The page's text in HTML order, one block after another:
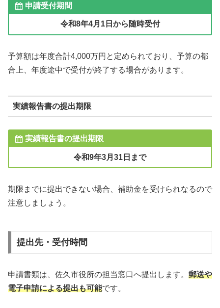
申請受付期間
令和8年4月1日から随時受付
予算額は年度合計4,000万円と定められており、予算の都
合上、年度途中で受付が終了する場合があります。
実績報告書の提出期限
実績報告書の提出期限
令和9年3月31日まで
期限までに提出できない場合、補助金を受けられなるので
注意しましょう。
提出先・受付時間
申請書類は、佐久市役所の担当窓口へ提出します。 郵送や
電子申請による提出も可能です。